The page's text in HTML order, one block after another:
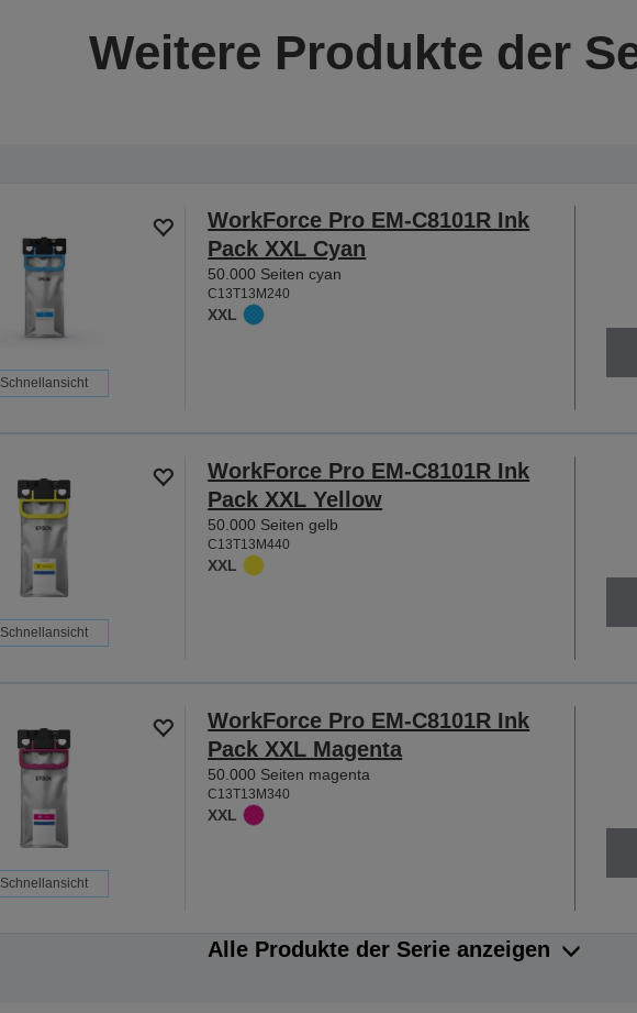
Weitere Produkte der
Schnellansicht
WorkForce Pro EM-C8101R Ink
Pack XXL Cyan
50.000 Seiten cyan
C13T13M240
XXL
Schnellansicht
WorkForce Pro EM-C8101R Ink
Pack XXL Yellow
50.000 Seiten gelb
C13T13M440
XXL
Schnellansicht
WorkForce Pro EM-C8101R Ink
Pack XXL Magenta
50.000 Seiten magenta
C13T13M340
XXL
Alle Produkte der Serie anzeigen